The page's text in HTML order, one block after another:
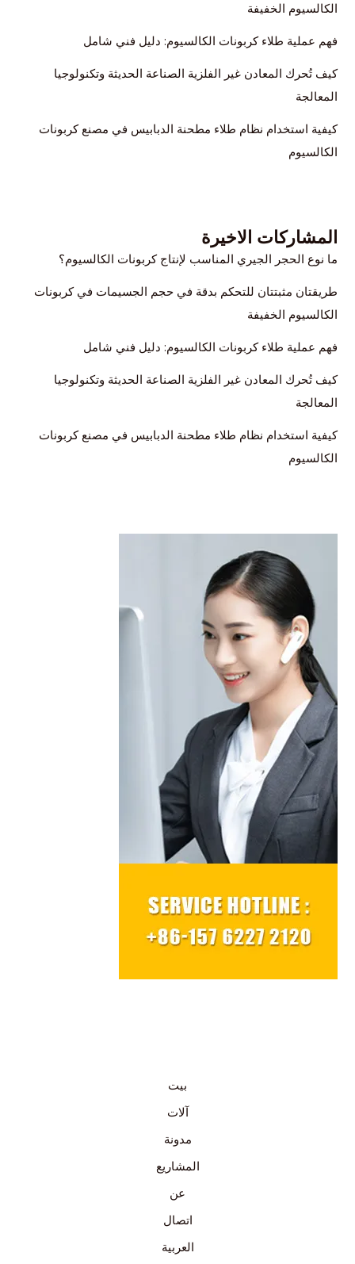
الكالسيوم الخفيفة
فهم عملية طلاء كربونات الكالسيوم: دليل فني شامل
كيف تُحرك المعادن غير الفلزية الصناعة الحديثة وتكنولوجيا
المعالجة
كيفية استخدام نظام طلاء مطحنة الدبابيس في مصنع كربونات
الكالسيوم
المشاركات الاخيرة
ما نوع الحجر الجيري المناسب لإنتاج كربونات الكالسيوم؟
طريقتان مثبتتان للتحكم بدقة في حجم الجسيمات في كربونات
الكالسيوم الخفيفة
فهم عملية طلاء كربونات الكالسيوم: دليل فني شامل
كيف تُحرك المعادن غير الفلزية الصناعة الحديثة وتكنولوجيا
المعالجة
كيفية استخدام نظام طلاء مطحنة الدبابيس في مصنع كربونات
الكالسيوم
بيت
آلات
مدونة
المشاريع
عن
اتصال
العربية